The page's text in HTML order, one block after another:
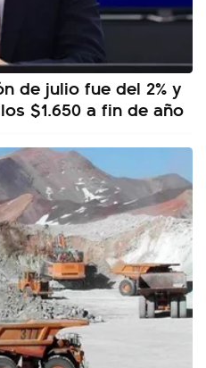
de julio fue del 2% y
$1.650 a fin de año